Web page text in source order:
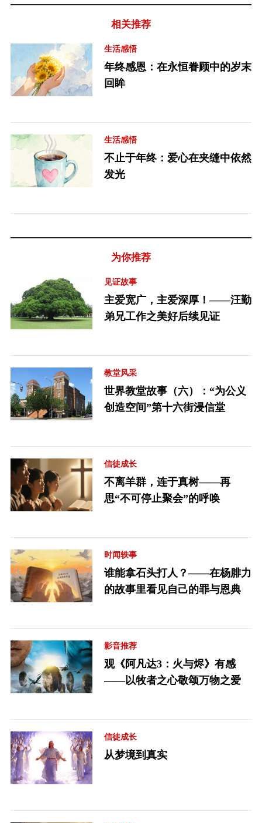
相关推荐
生活感悟
年终感恩：在永恒眷顾中的岁末
回眸
生活感悟
不止于年终：爱心在夹缝中依然
发光
为你推荐
见证故事
主爱宽广，主爱深厚！——汪勤
弟兄工作之美好后续见证
教堂风采
世界教堂故事（六）：“为公义
创造空间”第十六街浸信堂
信徒成长
不离羊群，连于真树——再
思“不可停止聚会”的呼唤
时闻轶事
谁能拿石头打人？——在杨腓力
的故事里看见自己的罪与恩典
影音推荐
观《阿凡达3：火与烬》有感
——以牧者之心敬颂万物之爱
信徒成长
从梦境到真实